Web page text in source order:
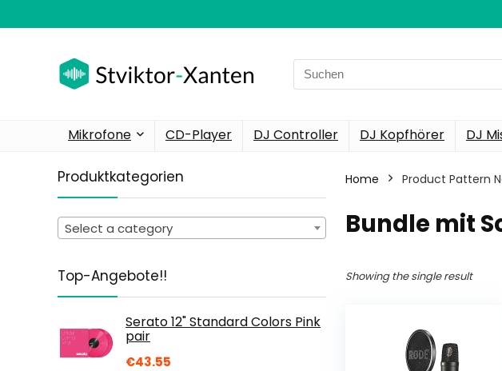
Search
for:
Mikrofone CD-Player DJ Controller DJ Kopfhörer DJ
Produktkategorien
Select a category
Top-Angebote!!
Serato 12" Standard Colors Pink
pair
€43.55
Home Product Pattern
Bundle mit
Showing the single result